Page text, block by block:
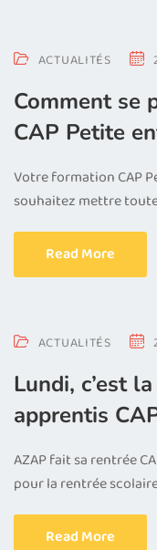
ACTUALITÉS
Comment se
CAP Petite
Votre formation CAP
souhaitez mettre
Read More
ACTUALITÉS
Lundi, c’est
apprentis
AZAP fait sa rentrée
pour la rentrée
Read More